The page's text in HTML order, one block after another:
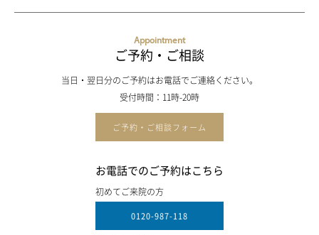
Appointment
ご予約・ご相談
当日・翌日分のご予約はお電話でご連絡ください。
受付時間：11時-20時
ご予約・ご相談フォーム
お電話でのご予約はこちら
初めてご来院の方
0120-987-118